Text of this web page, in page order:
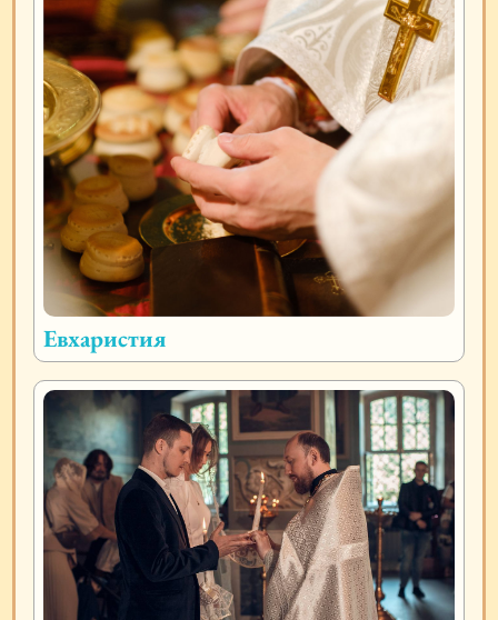
Евхаристия